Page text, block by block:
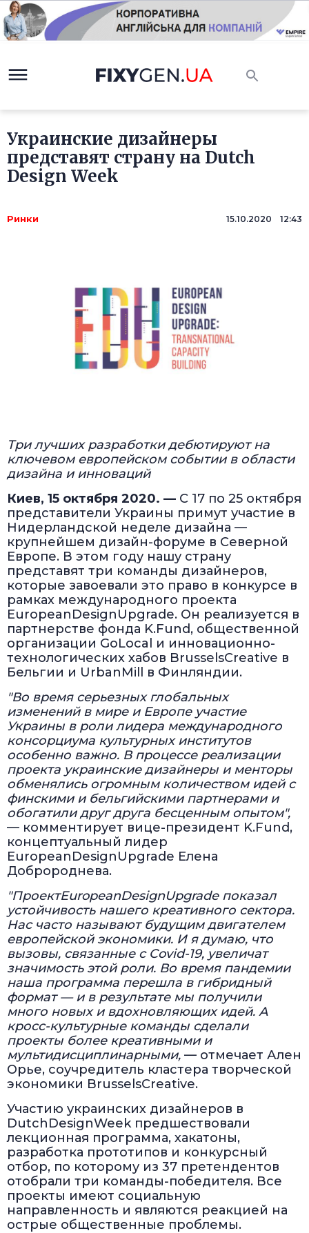
Украинские дизайнеры
представят страну на Dutch
Design Week
Ринки 15.10.2020 12:43
Три лучших разработки дебютируют на
ключевом европейском событии в области
дизайна и инноваций
Киев, 15 октября 2020. — С 17 по 25 октября
представители Украины примут участие в
Нидерландской неделе дизайна —
крупнейшем дизайн-форуме в Северной
Европе. В этом году нашу страну
представят три команды дизайнеров,
которые завоевали это право в конкурсе в
рамках международного проекта
EuropeanDesignUpgrade. Он реализуется в
партнерстве фонда K.Fund, общественной
организации GoLocal и инновационно-
технологических хабов BrusselsCreative в
Бельгии и UrbanMill в Финляндии.
"Во время серьезных глобальных
изменений в мире и Европе участие
Украины в роли лидера международного
консорциума культурных институтов
особенно важно. В процессе реализации
проекта украинские дизайнеры и менторы
обменялись огромным количеством идей с
финскими и бельгийскими партнерами и
обогатили друг друга бесценным опытом",
— комментирует вице-президент K.Fund,
концептуальный лидер
EuropeanDesignUpgrade Елена
Добророднева.
"ПроектEuropeanDesignUpgradeпоказал
устойчивость нашего креативного сектора.
Нас часто называют будущим двигателем
европейской экономики. И я думаю, что
вызовы, связанные с Covid-19, увеличат
значимость этой роли. Во время пандемии
наша программа перешла в гибридный
формат — и в результате мы получили
много новых и вдохновляющих идей. А
кросс-культурные команды сделали
проекты более креативными и
мультидисциплинарными, — отмечает Ален
Орье, соучредитель кластера творческой
экономики BrusselsCreative.
Участию украинских дизайнеров в
DutchDesignWeek предшествовали
лекционная программа, хакатоны,
разработка прототипов и конкурсный
отбор, по которому из 37 претендентов
отобрали три команды-победителя. Все
проекты имеют социальную
направленность и являются реакцией на
острые общественные проблемы.